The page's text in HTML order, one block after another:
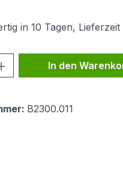
in 10 Tagen, Lieferzeit
Anzahl: Gib
In den
B2300.011